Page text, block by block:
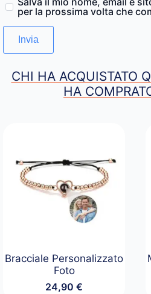
per la prossima volta che
CHI HA ACQUISTATO
HA
Bracciale Personalizzato
Foto
24,90€